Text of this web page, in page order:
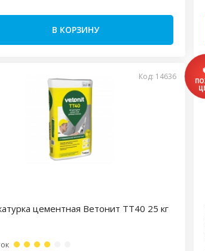
В КОРЗИНУ
Код: 14636
цементная Ветонит ТТ40 25 кг